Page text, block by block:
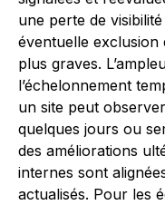
une perte de
éventuelle exclusion
plus graves.
l’échelonnement
un site peut
quelques jours ou
des améliorations
internes sont
actualisés. Pour les